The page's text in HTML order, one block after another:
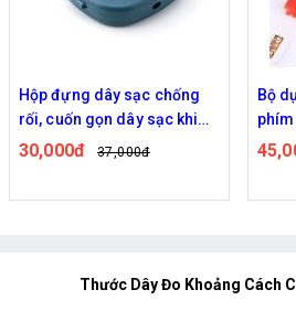
Hộp đựng dây sạc chống
rối, cuốn gọn dây sạc khi
không sử dụng
30,000đ 37,000đ
Bộ
Thước Dây Đo Khoảng Cách